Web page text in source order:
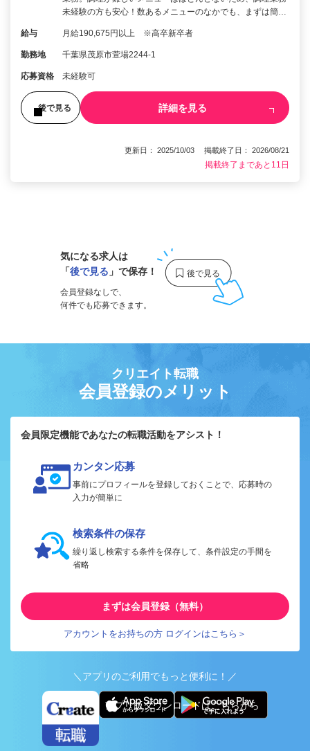
未経験の方も安心！数あるメニューのなかでも、まずは簡…
給与 月給190,675円以上 ※高卒新卒者
勤務地 千葉県茂原市萱場2244-1
応募資格 未経験可
後で見る 詳細を見る
更新日： 2025/10/03 掲載終了日： 2026/08/21
掲載終了まであと11日
気になる求人は
「後で見る 」で保存！
会員登録なしで、
何件でも応募できます。
クリエイト転職
会員登録のメリット
会員限定機能であなたの転職活動をアシスト！
カンタン応募
事前にプロフィールを登録しておくことで、応募時の
入力が簡単に
検索条件の保存
繰り返し検索する条件を保存して、条件設定の手間を
省略
まずは会員登録（無料）
アカウントをお持ちの方 ログインはこちら＞
＼アプリのご利用でもっと便利に！／
アプリ版ダウンロードはこちらから